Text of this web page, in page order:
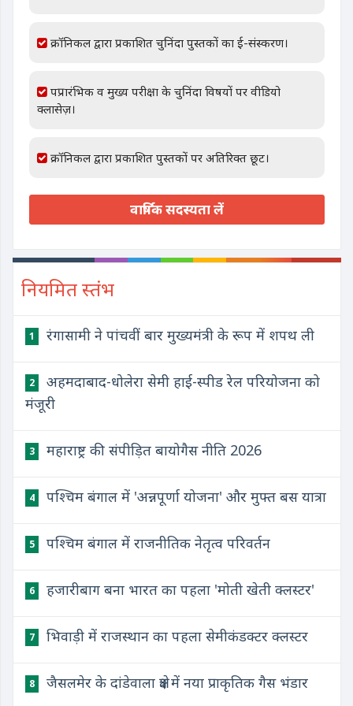
क्रॉनिकल द्वारा प्रकाशित चुनिंदा पुस्तकों का ई-संस्करण।
पप्रारंभिक व मुख्य परीक्षा के चुनिंदा विषयों पर वीडियो
क्लासेज़।
क्रॉनिकल द्वारा प्रकाशित पुस्तकों पर अतिरिक्त छूट।
वार्षिक सदस्यता लें
नियमित स्तंभ
1 रंगासामी ने पांचवीं बार मुख्यमंत्री के रूप में शपथ ली
2
अहमदाबाद-धोलेरा सेमी हाई-स्पीड रेल परियोजना को
मंजूरी
3 महाराष्ट्र की संपीड़ित बायोगैस नीति 2026
4 पश्चिम बंगाल में 'अन्नपूर्णा योजना' और मुफ्त बस यात्रा
5 पश्चिम बंगाल में राजनीतिक नेतृत्व परिवर्तन
6 हजारीबाग बना भारत का पहला 'मोती खेती क्लस्टर'
7 भिवाड़ी में राजस्थान का पहला सेमीकंडक्टर क्लस्टर
8 जैसलमेर के दांडेवाला क्षेत्र में नया प्राकृतिक गैस भंडार